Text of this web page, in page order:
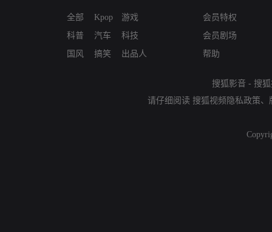
全部
科普
国风
Kpop
汽车
搞笑
游戏
科技
出品人
会员特权
会员剧场
帮助
搜狐影音 - 搜
请仔细阅读 搜狐视频隐私政策、